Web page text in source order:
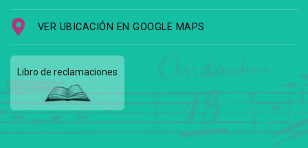
VER UBICACIÓN EN GOOGLE MAPS
Libro de reclamaciones